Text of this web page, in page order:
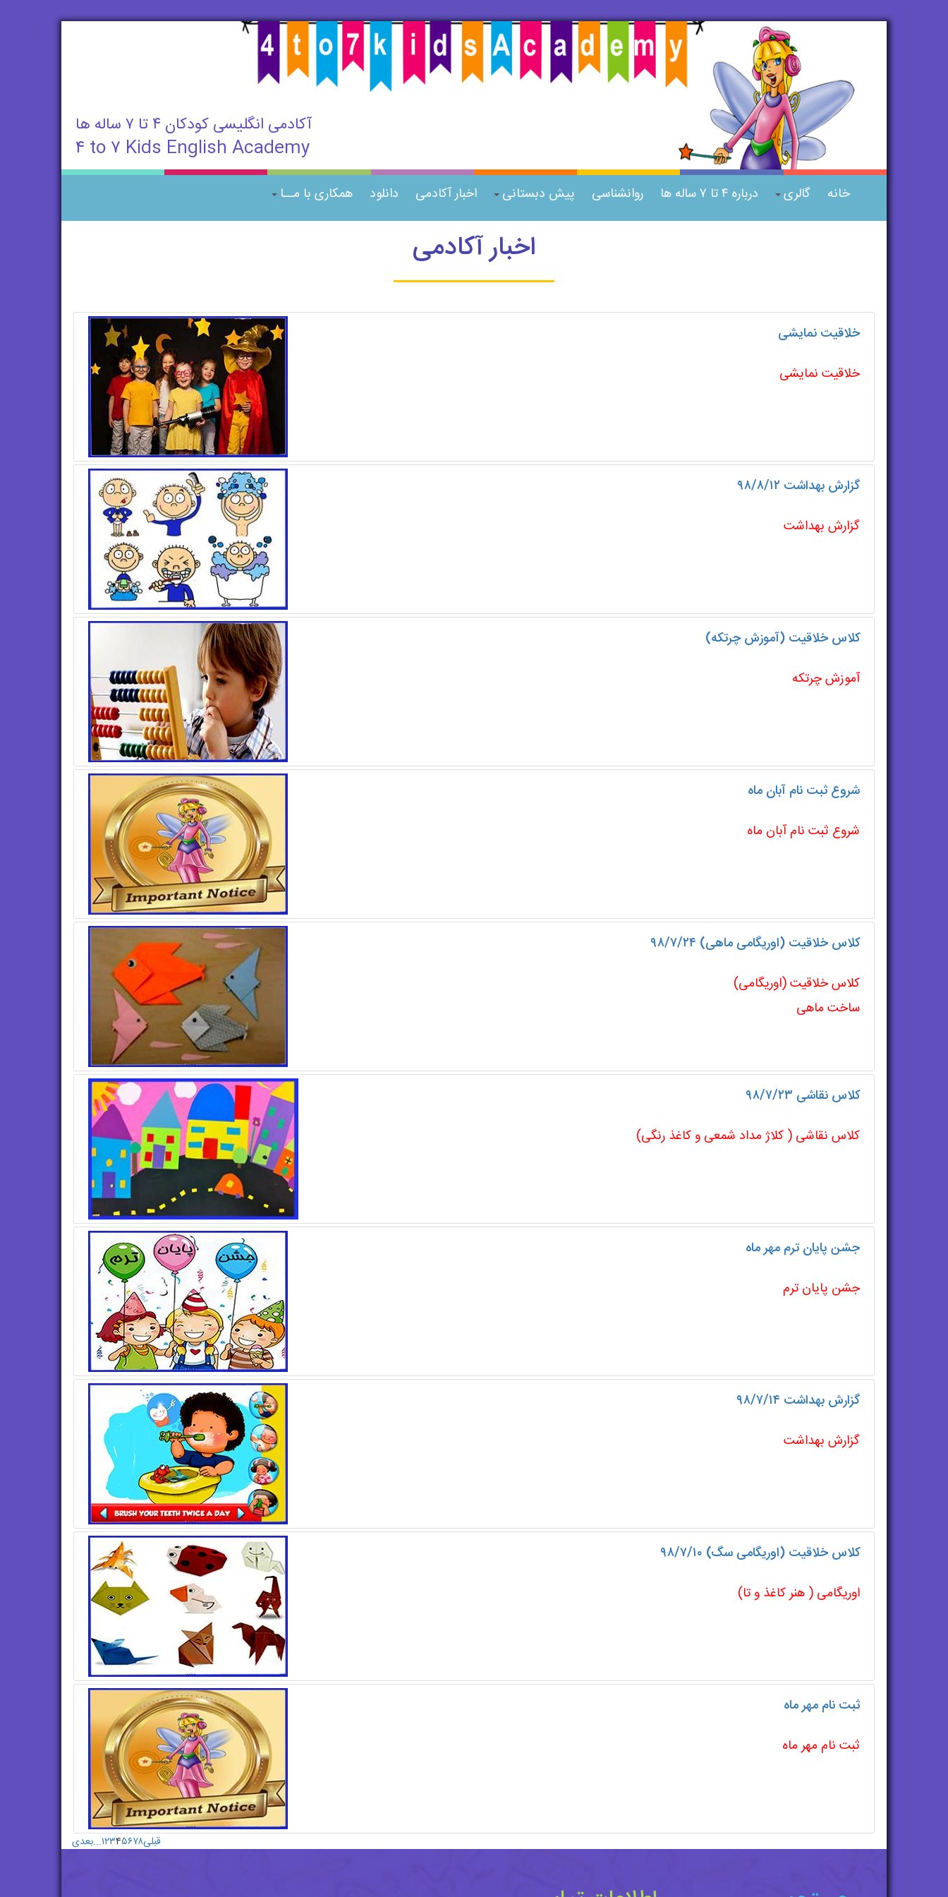
آکادمی انگلیسی کودکان ۴ تا ۷ ساله ها
۴ to ۷ Kids English Academy
خانه گالری درباره ۴ تا ۷ ساله ها روانشناسی پیش دبستانی اخبار آکادمی دانلود همکاری با مــا
اخبار آکادمی
خلاقیت نمایشی
خلاقیت نمایشی
گزارش بهداشت ۹۸/۸/۱۲
گزارش بهداشت
کلاس خلاقیت (آموزش چرتکه)
آموزش چرتکه
شروع ثبت نام آبان ماه
شروع ثبت نام آبان ماه
کلاس خلاقیت (اوریگامی ماهی) ۹۸/۷/۲۴
کلاس خلاقیت (اوریگامی)
ساخت ماهی
کلاس نقاشی ۹۸/۷/۲۳
کلاس نقاشی ( کلاژ مداد شمعی و کاغذ رنگی)
جشن پایان ترم مهر ماه
جشن پایان ترم
گزارش بهداشت ۹۸/۷/۱۴
گزارش بهداشت
کلاس خلاقیت (اوریگامی سگ) ۹۸/۷/۱۰
اوریگامی ( هنر کاغذ و تا)
ثبت نام مهر ماه
ثبت نام مهر ماه
قبلی ۱۲۳۴۵۶۷۸ ...بعدی